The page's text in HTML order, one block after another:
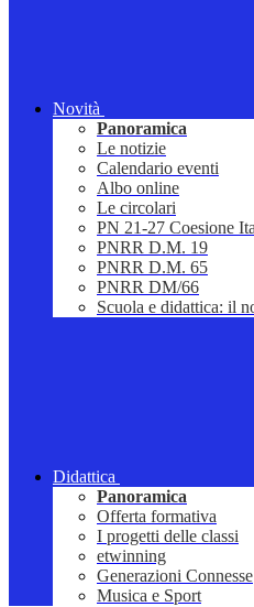
Novità
Panoramica
Le notizie
Calendario eventi
Albo online
Le circolari
PN 21-27 Coesione
PNRR D.M. 19
PNRR D.M. 65
PNRR DM/66
Scuola e didattica: il
Didattica
Panoramica
Offerta formativa
I progetti delle classi
etwinning
Generazioni Connesse
Musica e Sport